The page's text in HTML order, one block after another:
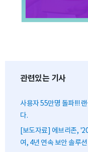
관련있는 기사
사용자 55만명 돌파!!!
다.
[보도자료] 에브리존,
여, 4년 연속 보안 솔루